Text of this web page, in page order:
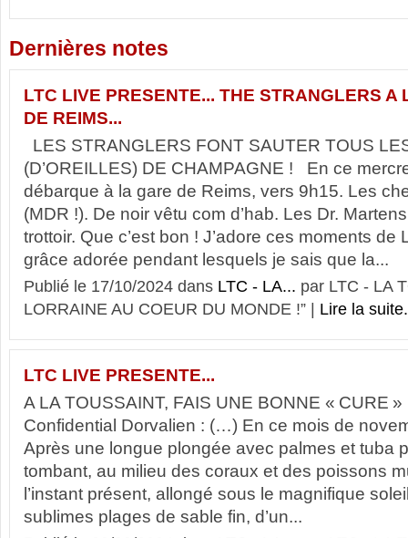
Dernières notes
LTC LIVE PRESENTE... THE STRANGLERS A
DE REIMS...
LES STRANGLERS FONT SAUTER TOUS
(D’OREILLES) DE CHAMPAGNE ! En ce
débarque à la gare de Reims, vers 9h15. Les
(MDR !). De noir vêtu com d’hab. Les Dr.
trottoir. Que c’est bon ! J’adore ces moments de
grâce adorée pendant lesquels je sais que la...
Publié le 17/10/2024 dans LTC - LA... par LTC - LA
LORRAINE AU COEUR DU MONDE !” | Lire la
LTC LIVE PRESENTE...
A LA TOUSSAINT, FAIS UNE BONNE « CURE
Confidential Dorvalien : (…) En ce mois de
Après une longue plongée avec palmes et tuba
tombant, au milieu des coraux et des poissons
l’instant présent, allongé sous le magnifique
sublimes plages de sable fin, d’un...